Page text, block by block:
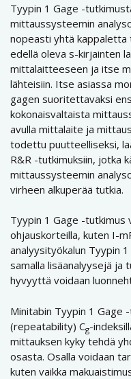
Tyypin 1 Gage -
mittaussysteemin
nopeasti yhtä
edellä oleva s-kirjainten
mittalaitteeseen ja itse
lähteisiin. Itse asiassa
gagen suoritettavaksi
kokonaisvaltaista
avulla mittalaite ja
todettu puutteelliseksi,
R&R -tutkimuksiin, jotka
mittaussysteemin
virheen alkuperää tutkia.
Tyypin 1 Gage -
ohjauskorteilla, kuten I-
analyysityökalun Tyypin
samalla lisäanalyysejä ja
hyvyyttä voidaan
Minitabin Tyypin 1
(repeatability) Cg-
mittauksen kyky tehdä
osasta. Osalla voidaan
kuten vaikka